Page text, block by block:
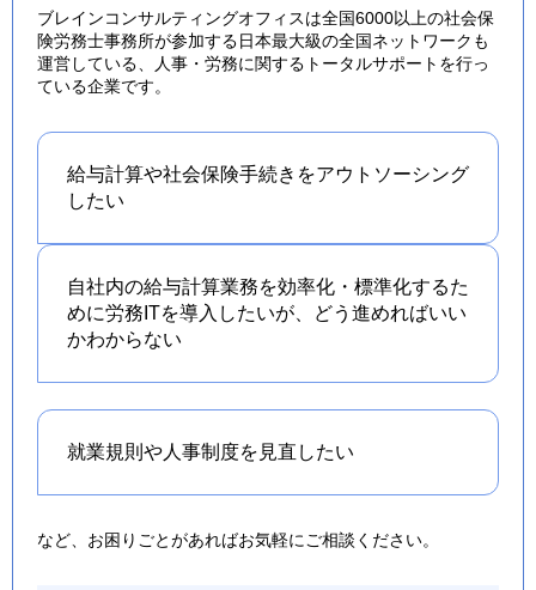
ブレインコンサルティングオフィスは全国6000以上の社会保
険労務士事務所が参加する日本最大級の全国ネットワークも
運営している、人事・労務に関するトータルサポートを行っ
ている企業です。
給与計算や社会保険手続きをアウトソーシング
したい
自社内の給与計算業務を効率化・標準化するた
めに労務ITを導入したいが、どう進めればいい
かわからない
就業規則や人事制度を 見直したい
など、お困りごとがあればお気軽にご相談ください。